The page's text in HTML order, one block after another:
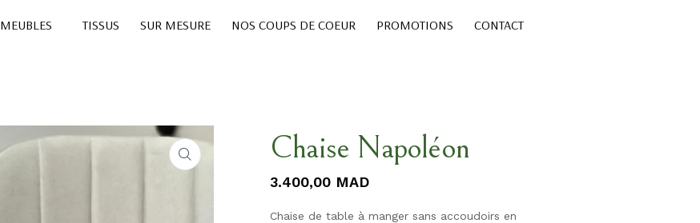
MEUBLES TISSUS SUR MESURE NOS COUPS DE COEUR PROMOTIONS CONTACT
Chaise Napoléon
3.400,00MAD
Chaise de table à manger sans accoudoirs en